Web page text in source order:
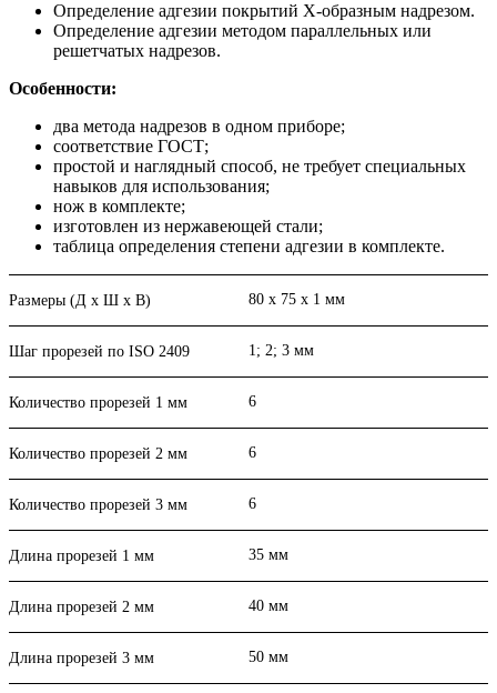
Определение адгезии покрытий Х-образным надрезом.
Определение адгезии методом параллельных или
решетчатых надрезов.
Особенности:
два метода надрезов в одном приборе;
соответствие ГОСТ;
простой и наглядный способ, не требует специальных
навыков для использования;
нож в комплекте;
изготовлен из нержавеющей стали;
таблица определения степени адгезии в комплекте.
Размеры (Д х Ш х В) 80 х 75 х 1 мм
Шаг прорезей по ISO 2409 1; 2; 3 мм
Количество прорезей 1 мм 6
Количество прорезей 2 мм 6
Количество прорезей 3 мм 6
Длина прорезей 1 мм 35 мм
Длина прорезей 2 мм 40 мм
Длина прорезей 3 мм 50 мм